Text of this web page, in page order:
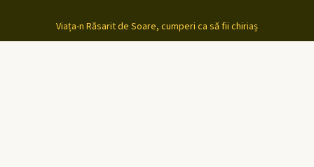
Viața-n Răsarit de Soare, cumperi ca să fii chiriaș